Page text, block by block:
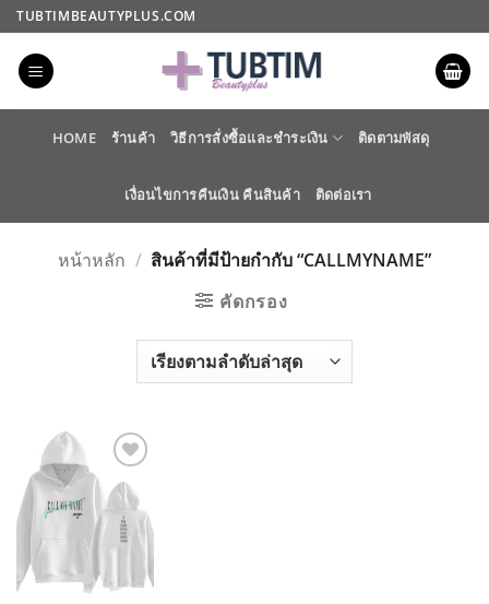
ข้าม
ไป
เนื้อหา
TUBTIMBEAUTYPLUS.COM
HOME ร้านค้า วิธีการสั่งซื้อและชำระเงิน ติดตามพัสดุ
เงื่อนไขการคืนเงิน คืนสินค้า ติดต่อเรา
หน้าหลัก / สินค้าที่มีป้ายกำกับ “CALLMYNAME”
คัดกรอง
ADD TO
WISHLIST